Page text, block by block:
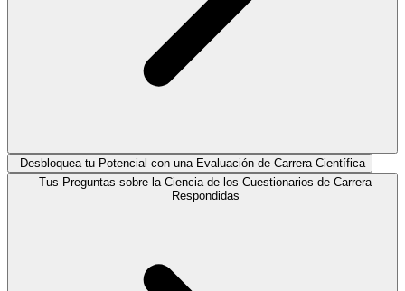
Desbloquea tu Potencial con una Evaluación de Carrera Científica
Tus Preguntas sobre la Ciencia de los Cuestionarios de Carrera
Respondidas